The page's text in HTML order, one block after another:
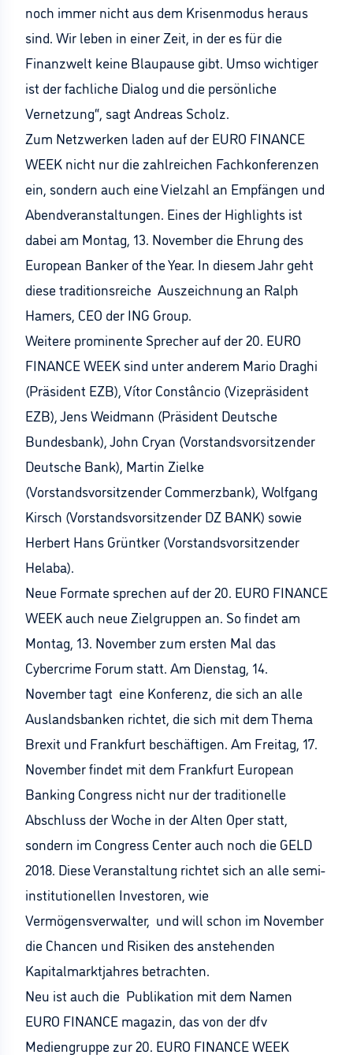
noch immer nicht aus dem Krisenmodus heraus
sind. Wir leben in einer Zeit, in der es für die
Finanzwelt keine Blaupause gibt. Umso wichtiger
ist der fachliche Dialog und die persönliche
Vernetzung“, sagt Andreas Scholz.
Zum Netzwerken laden auf der EURO FINANCE
WEEK nicht nur die zahlreichen Fachkonferenzen
ein, sondern auch eine Vielzahl an Empfängen und
Abendveranstaltungen. Eines der Highlights ist
dabei am Montag, 13. November die Ehrung des
European Banker of the Year. In diesem Jahr geht
diese traditionsreiche Auszeichnung an Ralph
Hamers, CEO der ING Group.
Weitere prominente Sprecher auf der 20. EURO
FINANCE WEEK sind unter anderem Mario Draghi
(Präsident EZB), Vítor Constâncio (Vizepräsident
EZB), Jens Weidmann (Präsident Deutsche
Bundesbank), John Cryan (Vorstandsvorsitzender
Deutsche Bank), Martin Zielke
(Vorstandsvorsitzender Commerzbank), Wolfgang
Kirsch (Vorstandsvorsitzender DZ BANK) sowie
Herbert Hans Grüntker (Vorstandsvorsitzender
Helaba).
Neue Formate sprechen auf der 20. EURO FINANCE
WEEK auch neue Zielgruppen an. So findet am
Montag, 13. November zum ersten Mal das
Cybercrime Forum statt. Am Dienstag, 14.
November tagt eine Konferenz, die sich an alle
Auslandsbanken richtet, die sich mit dem Thema
Brexit und Frankfurt beschäftigen. Am Freitag, 17.
November findet mit dem Frankfurt European
Banking Congress nicht nur der traditionelle
Abschluss der Woche in der Alten Oper statt,
sondern im Congress Center auch noch die GELD
2018. Diese Veranstaltung richtet sich an alle semi-
institutionellen Investoren, wie
Vermögensverwalter, und will schon im November
die Chancen und Risiken des anstehenden
Kapitalmarktjahres betrachten.
Neu ist auch die Publikation mit dem Namen
EURO FINANCE magazin, das von der dfv
Mediengruppe zur 20. EURO FINANCE WEEK